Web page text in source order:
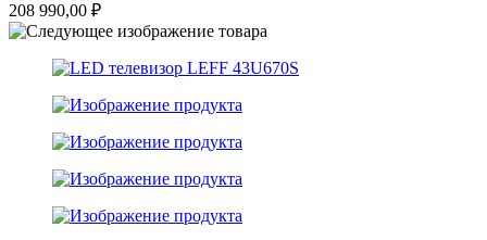
208 990,00 ₽